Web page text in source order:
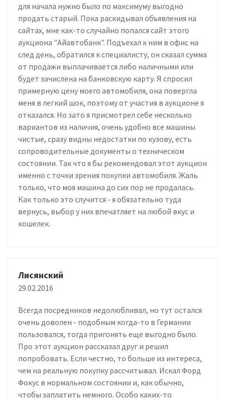
для начала нужно было по максимуму выгодно
продать старый. Пока раскидывал объявления на
сайтах, мне как-то случайно попался сайт этого
аукциона "Айавтобанк". Подъехал к ним в офис на
след день, обратился к специалисту, он сказал сумма
от продажи выплачивается либо наличными или
будет зачислена на банковскую карту. Я спросил
примерную цену моего автомобиля, она повергла
меня в легкий шок, поэтому от участия в аукционе я
отказался. Но зато я присмотрел себе несколько
вариантов из наличия, очень удобно все машины
чистые, сразу видны недостатки по кузову, есть
сопроводительные документы о техническом
состоянии. Так что я бы рекомендовал этот аукцион
именно с точки зрения покупки автомобиля. Жаль
только, что моя машина до сих пор не продалась.
Как только это случится - я обязательно туда
вернусь, выбор у них впечатляет на любой вкус и
кошелек.
Лисянский
29.02.2016
Всегда посредников недолюбливал, но тут остался
очень доволен - подобным когда-то в Германии
пользовался, тогда пригонять еще выгодно было.
Про этот аукцион рассказал друг и решил
попробовать. Если честно, то больше из интереса,
чем на реальную покупку рассчитывал. Искал Форд
Фокус в нормальном состоянии и, как обычно,
чтобы заплатить немного. Особо каких-то